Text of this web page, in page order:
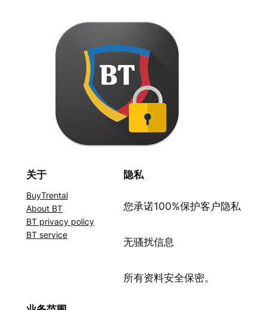
关于
BuyTrental
About BT
BT privacy policy
BT service
隐私
您承诺100%保护客户隐私
无骚扰信息
所有资料安全保密。